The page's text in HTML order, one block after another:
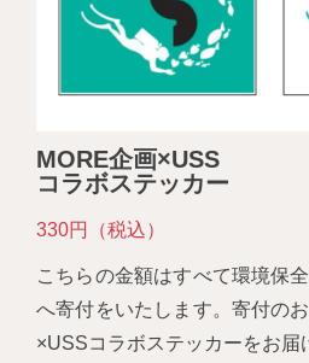
MORE企画×USS
コラボステッカー
330円（税込）
こちらの金額はすべて環境保
へ寄付をいたします。寄付の
×USSコラボステッカーをお届